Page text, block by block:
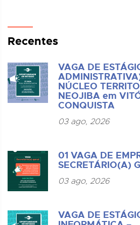
Recentes
VAGA DE
NÚCLEO
NEOJIBA em
CONQUISTA
03 ago, 2026
01 VAGA DE
SECRETÁRIO(A)
03 ago, 2026
VAGA DE